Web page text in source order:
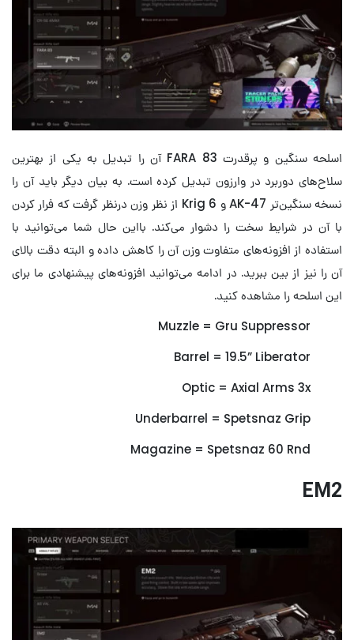
اسلحه سنگین و پرقدرت FARA 83 آن را تبدیل به یکی از بهترین
سلاح‌های دوربرد در وارزون تبدیل کرده است. به بیان دیگر باید آن را
نسخه سنگین‌تر AK-47 و Krig 6 از نظر وزن درنظر گرفت که فرار کردن
با آن در شرایط سخت را دشوار می‌کند. بااین حال شما می‌توانید با
استفاده از افزونه‌های متفاوت وزن آن را کاهش داده و البته دقت بالای
آن را نیز از بین ببرید. در ادامه می‌توانید افزونه‌های پیشنهادی ما برای
این اسلحه را مشاهده کنید.
Muzzle = Gru Suppressor
Barrel = 19.5” Liberator
Optic = Axial Arms 3x
Underbarrel = Spetsnaz Grip
Magazine = Spetsnaz 60 Rnd
EM2